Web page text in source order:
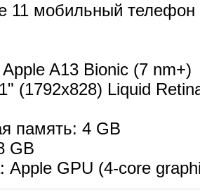
11 мобильный
A13 Bionic (7 nm+)
(1792x828) Liquid
память: 4 GB
GB
Apple GPU (4-core